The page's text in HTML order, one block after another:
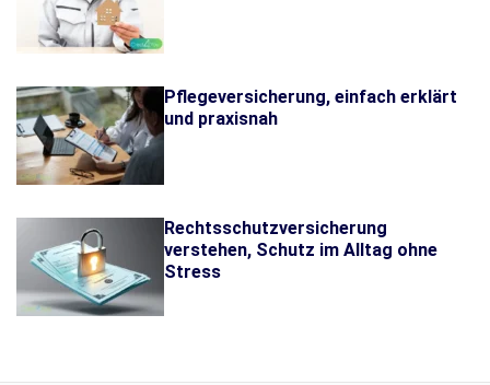
Pflegeversicherung, einfach erklärt
und praxisnah
Rechtsschutzversicherung
verstehen, Schutz im Alltag ohne
Stress